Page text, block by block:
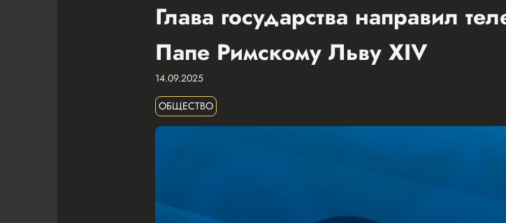
Глава государства направил
Папе Римскому Льву XIV
14.09.2025
ОБЩЕСТВО